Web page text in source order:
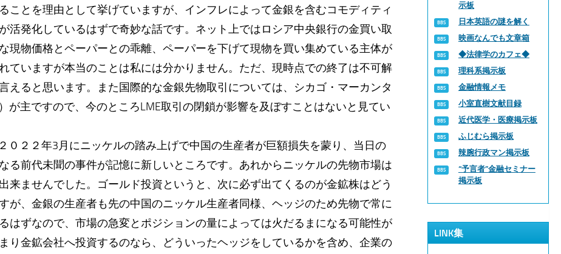
ことを理由として挙げていますが、インフレによって金銀を含むコモディティ
活発化しているはずで奇妙な話です。ネット上ではロシア中央銀行の金買い取
現物価格とペーパーとの乖離、ペーパーを下げて現物を買い集めている主体が
ていますが本当のことは私には分かりません。ただ、現時点での終了は不可解
えると思います。また国際的な金銀先物取引については、シカゴ・マーカンタ
が主ですので、今のところLME取引の閉鎖が影響を及ぼすことはないと見てい
０２２年3月にニッケルの踏み上げで中国の生産者が巨額損失を蒙り、当日の
る前代未聞の事件が記憶に新しいところです。あれからニッケルの先物市場は
来ませんでした。ゴールド投資というと、次に必ず出てくるのが金鉱株はどう
が、金銀の生産者も先の中国のニッケル生産者同様、ヘッジのため先物で常に
はずなので、市場の急変とポジションの量によっては火だるまになる可能性が
り金鉱会社へ投資するのなら、どういったヘッジをしているかを含め、企業の
示板
日本英語の謎を解く
映画なんでも文章箱
◆法律学のカフェ◆
理科系掲示板
金融情報メモ
小室直樹文献目録
近代医学・医療掲示板
ふじむら掲示板
辣腕行政マン掲示板
“予言者”金融セミナー
掲示板
LINK集